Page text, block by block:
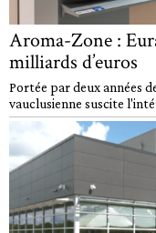
Aroma-Zone :
milliards d’euros
Portée par deux années
vauclusienne suscite